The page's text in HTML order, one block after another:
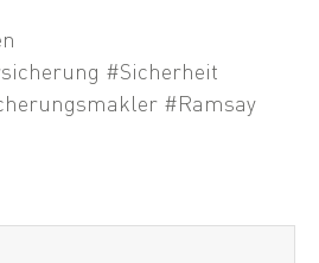
#Sicherheit
#Ramsay